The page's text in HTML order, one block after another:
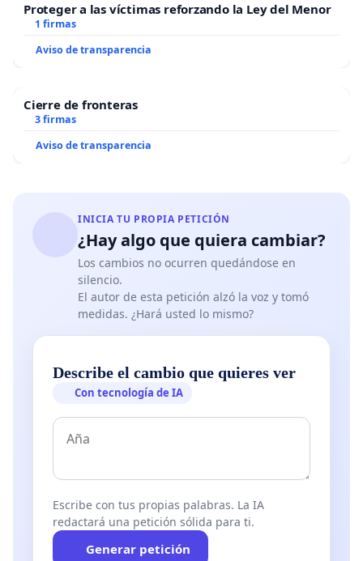
Proteger a las víctimas reforzando la Ley del Menor
1 firmas
Aviso de transparencia
Cierre de fronteras
3 firmas
Aviso de transparencia
INICIA TU PROPIA PETICIÓN
¿Hay algo que quiera cambiar?
Los cambios no ocurren quedándose en
silencio.
El autor de esta petición alzó la voz y tomó
medidas. ¿Hará usted lo mismo?
Describe el cambio que quieres ver
Con tecnología de IA
Escribe con tus propias palabras. La IA
redactará una petición sólida para ti.
Generar petición